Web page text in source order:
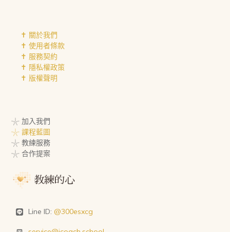
✝︎ 關於我們
✝︎ 使用者條款
✝︎ 服務契約
✝︎ 隱私權政策
✝︎ 版權聲明
𓇼 加入我們
𓇼 課程藍圖
𓇼 教練服務
𓇼 合作提案
Line ID: @300esxcg